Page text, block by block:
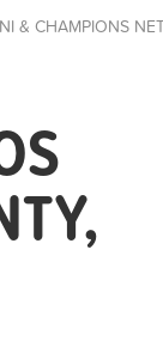
& CHAMPIONS